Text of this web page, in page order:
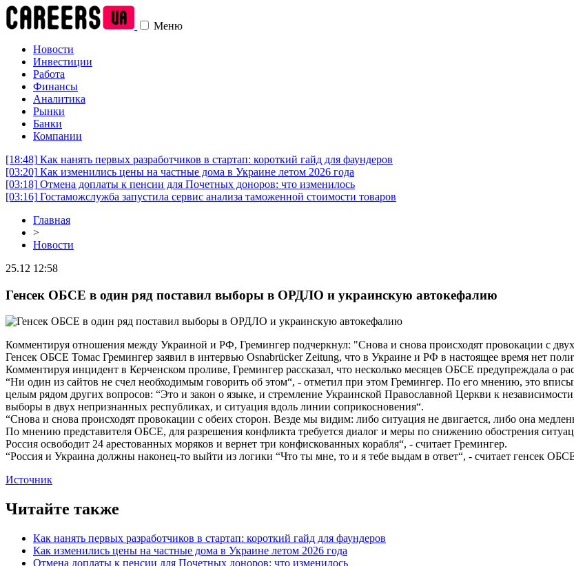
Меню
Новости
Инвестиции
Работа
Финансы
Аналитика
Рынки
Банки
Компании
[18:48] Как нанять первых разработчиков в стартап: короткий гайд для фаундеров
[03:20] Как изменились цены на частные дома в Украине летом 2026 года
[03:18] Отмена доплаты к пенсии для Почетных доноров: что изменилось
[03:16] Гостаможслужба запустила сервис анализа таможенной стоимости товаров
Главная
>
Новости
25.12 12:58
Генсек ОБСЕ в один ряд поставил выборы в ОРДЛО и украинскую автокефалию
Комментируя отношения между Украиной и РФ, Гремингер подчеркнул: "Снова и снова происходят провокации с
Генсек ОБСЕ Томас Гремингер заявил в интервью Osnabrücker Zeitung, что в Украине и РФ в настоящее время нет
Комментируя инцидент в Керченском проливе, Гремингер рассказал, что несколько месяцев ОБСЕ предупреждала о
“Ни один из сайтов не счел необходимым говорить об этом“, - отметил при этом Гремингер. По его мнению, это
целым рядом других вопросов: “Это и закон о языке, и стремление Украинской Православной Церкви к
выборы в двух непризнанных республиках, и ситуация вдоль линии соприкосновения“.
“Снова и снова происходят провокации с обеих сторон. Везде мы видим: либо ситуация не двигается, либо она
По мнению представителя ОБСЕ, для разрешения конфликта требуется диалог и меры по снижению обострения
Россия освободит 24 арестованных моряков и вернет три конфискованных корабля“, - считает Гремингер.
“Россия и Украина должны наконец-то выйти из логики “Что ты мне, то и я тебе выдам в ответ“, - считает генсек
Источник
Читайте также
Как нанять первых разработчиков в стартап: короткий гайд для фаундеров
Как изменились цены на частные дома в Украине летом 2026 года
Отмена доплаты к пенсии для Почетных доноров: что изменилось